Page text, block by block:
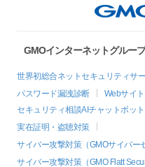
GMOインターネットグルー
世界初総合ネットセキュリティサ
パスワード漏洩診断
Webサイ
セキュリティ相談AIチャットボット
実在証明・盗聴対策
サイバー攻撃対策（GMOサイバー
サイバー攻撃対策（GMO Flatt